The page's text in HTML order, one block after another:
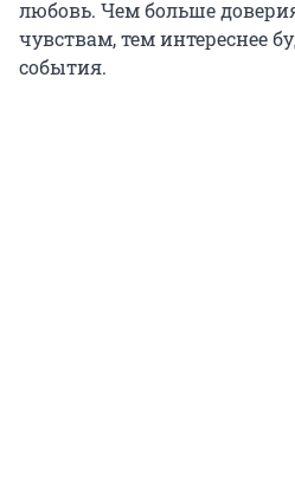
любовь. Чем больше
чувствам, тем интереснее
события.